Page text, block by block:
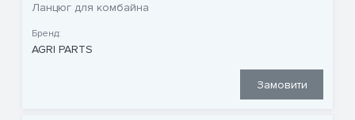
Ланцюг для комбайна
Бренд:
AGRI PARTS
Замовити